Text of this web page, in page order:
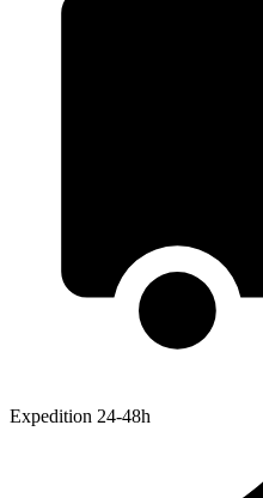
Expedition 24-48h